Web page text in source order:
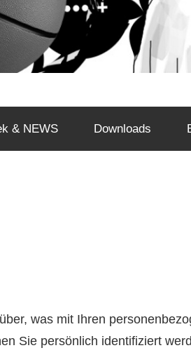
& NEWS Downloads
was mit Ihren
Sie persönlich identifiziert